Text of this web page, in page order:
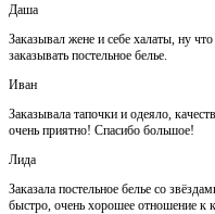
Даша
Заказывал жене и себе халаты, ну
заказывать постельное белье.
Иван
Заказывала тапочки и одеяло,
очень приятно! Спасибо большое!
Лида
Заказала постельное белье со
быстро, очень хорошее отношение к